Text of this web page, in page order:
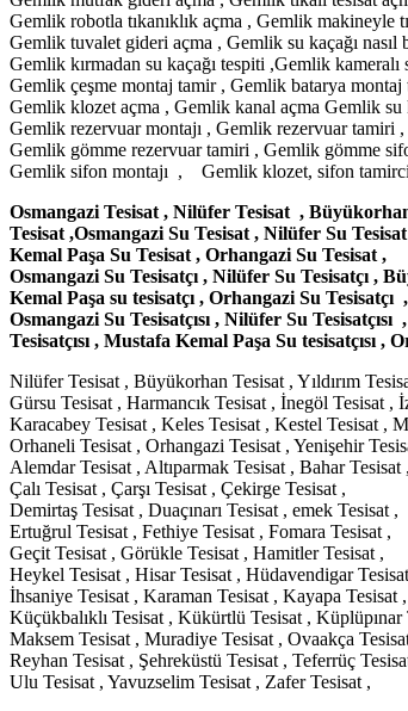
Gemlik robotla tıkanıklık açma , Gemlik makineyle
Gemlik tuvalet gideri açma , Gemlik su kaçağı
Gemlik kırmadan su kaçağı tespiti ,Gemlik
Gemlik çeşme montaj tamir , Gemlik batarya montaj
Gemlik klozet açma , Gemlik kanal açma Gemlik
Gemlik rezervuar montajı , Gemlik rezervuar tamiri
Gemlik gömme rezervuar tamiri , Gemlik gömme
Gemlik sifon montajı , Gemlik klozet, sifon
Osmangazi Tesisat , Nilüfer Tesisat ,
Tesisat ,Osmangazi Su Tesisat , Nilüfer Su
Kemal Paşa Su Tesisat , Orhangazi Su Tesisat ,
Osmangazi Su Tesisatçı , Nilüfer Su Tesisatçı ,
Kemal Paşa su tesisatçı , Orhangazi Su Tesisatçı ,
Osmangazi Su Tesisatçısı , Nilüfer Su Tesisatçısı
Tesisatçısı , Mustafa Kemal Paşa Su tesisatçısı ,
Nilüfer Tesisat , Büyükorhan Tesisat , Yıldırım
Gürsu Tesisat , Harmancık Tesisat , İnegöl Tesisat ,
Karacabey Tesisat , Keles Tesisat , Kestel Tesisat ,
Orhaneli Tesisat , Orhangazi Tesisat , Yenişehir
Alemdar Tesisat , Altıparmak Tesisat , Bahar Tesisat
Çalı Tesisat , Çarşı Tesisat , Çekirge Tesisat ,
Demirtaş Tesisat , Duaçınarı Tesisat , emek Tesisat ,
Ertuğrul Tesisat , Fethiye Tesisat , Fomara Tesisat ,
Geçit Tesisat , Görükle Tesisat , Hamitler Tesisat ,
Heykel Tesisat , Hisar Tesisat , Hüdavendigar
İhsaniye Tesisat , Karaman Tesisat , Kayapa Tesisat
Küçükbalıklı Tesisat , Kükürtlü Tesisat , Küplüpınar
Maksem Tesisat , Muradiye Tesisat , Ovaakça
Reyhan Tesisat , Şehreküstü Tesisat , Teferrüç
Ulu Tesisat , Yavuzselim Tesisat , Zafer Tesisat ,